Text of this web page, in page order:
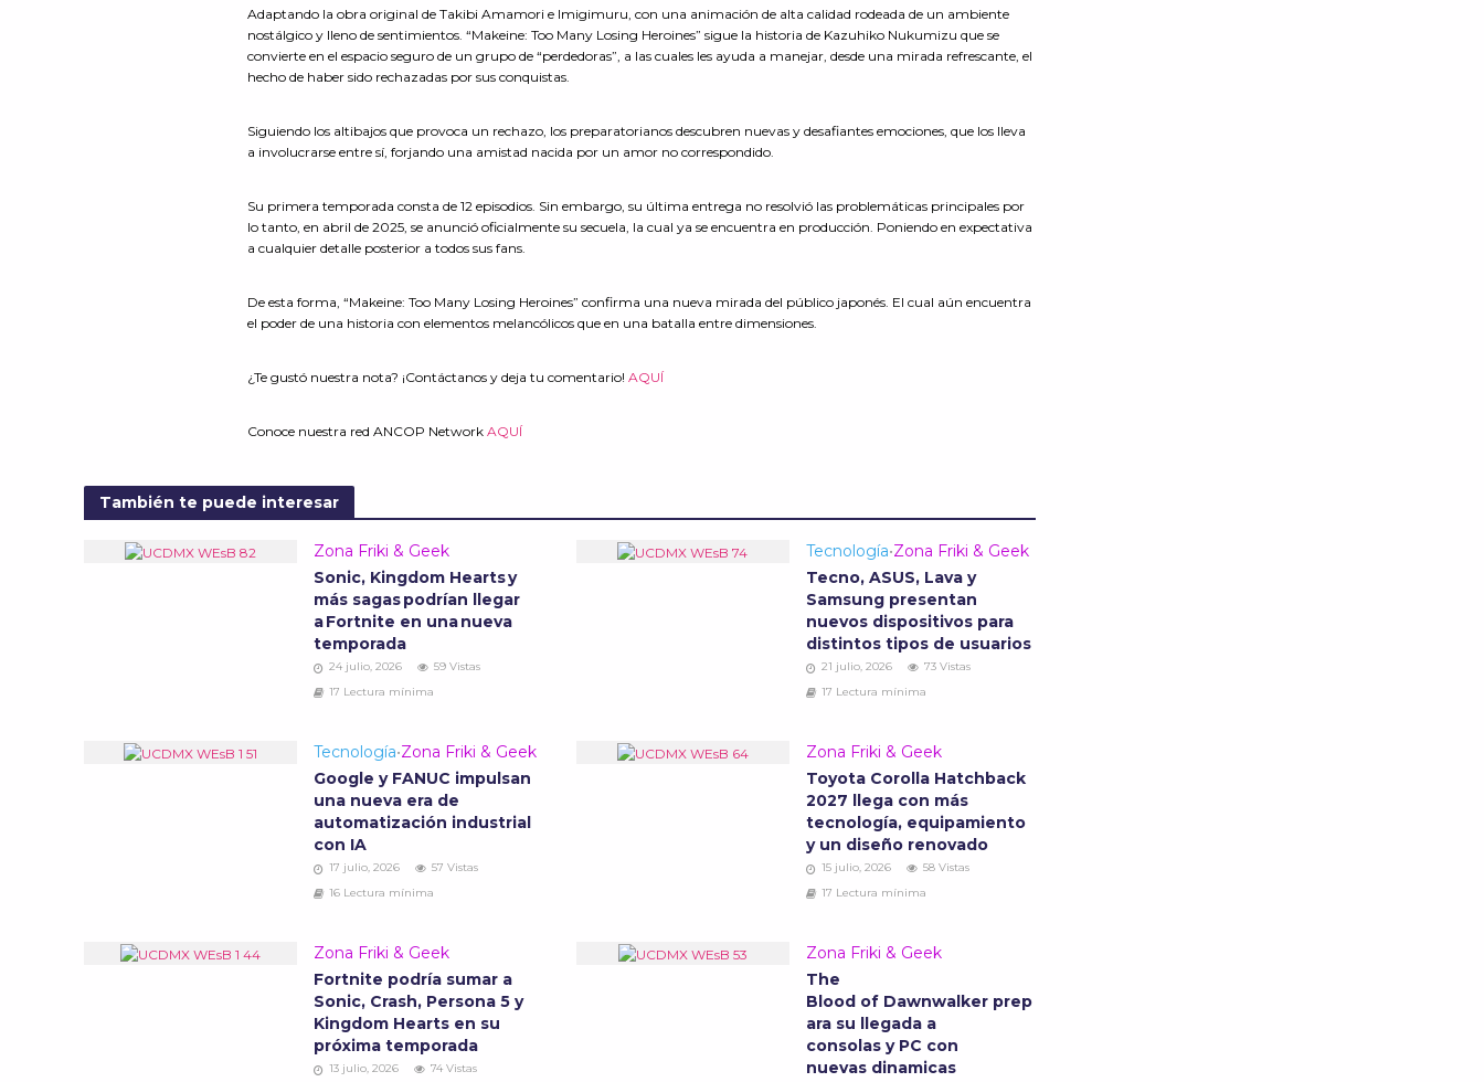
Adaptando la obra original de Takibi Amamori e Imigimuru, con una animación de alta calidad rodeada de un ambiente
nostálgico y lleno de sentimientos. “Makeine: Too Many Losing Heroines” sigue la historia de Kazuhiko Nukumizu que se
convierte en el espacio seguro de un grupo de “perdedoras”, a las cuales les ayuda a manejar, desde una mirada refrescante, el
hecho de haber sido rechazadas por sus conquistas.
Siguiendo los altibajos que provoca un rechazo, los preparatorianos descubren nuevas y desafiantes emociones, que los lleva
a involucrarse entre sí, forjando una amistad nacida por un amor no correspondido.
Su primera temporada consta de 12 episodios. Sin embargo, su última entrega no resolvió las problemáticas principales por
lo tanto, en abril de 2025, se anunció oficialmente su secuela, la cual ya se encuentra en producción. Poniendo en expectativa
a cualquier detalle posterior a todos sus fans.
De esta forma, “Makeine: Too Many Losing Heroines” confirma una nueva mirada del público japonés. El cual aún encuentra
el poder de una historia con elementos melancólicos que en una batalla entre dimensiones.
¿Te gustó nuestra nota? ¡Contáctanos y deja tu comentario!AQUÍ
Conoce nuestra red ANCOP NetworkAQUÍ
También te puede interesar
Zona Friki & Geek
Sonic, Kingdom Hearts y
más sagas podrían llegar
a Fortnite en una nueva
temporada
24 julio, 2026
59 Vistas
17 Lectura mínima
Tecnología•Zona Friki & Geek
Tecno, ASUS, Lava y
Samsung presentan
nuevos dispositivos para
distintos tipos de usuarios
21 julio, 2026
73 Vistas
17 Lectura mínima
Tecnología•Zona Friki & Geek
Google y FANUC impulsan
una nueva era de
automatización industrial
con IA
17 julio, 2026
57 Vistas
16 Lectura mínima
Zona Friki & Geek
Toyota Corolla Hatchback
2027 llega con más
tecnología, equipamiento
y un diseño renovado
15 julio, 2026
58 Vistas
17 Lectura mínima
Zona Friki & Geek
Fortnite podría sumar a
Sonic, Crash, Persona 5 y
Kingdom Hearts en su
próxima temporada
13 julio, 2026
74 Vistas
Zona Friki & Geek
The
Blood of Dawnwalker prep
ara su llegada a
consolas y PC con
nuevas dinamicas